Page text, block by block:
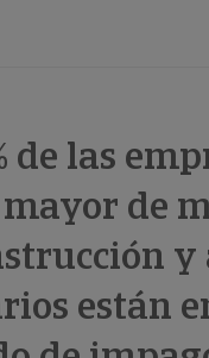
de las
de
están